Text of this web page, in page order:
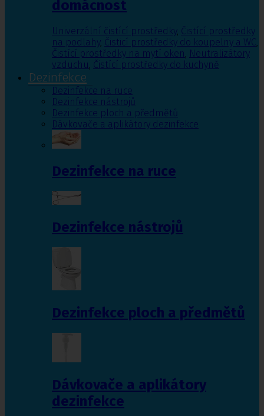
domácnost
Univerzální čistící prostředky, Čistící prostředky
na podlahy, Čisticí prostředky do koupelny a WC,
Čistící prostředky na mytí oken, Neutralizátory
vzduchu, Čistící prostředky do kuchyně
Dezinfekce
Dezinfekce na ruce
Dezinfekce nástrojů
Dezinfekce ploch a předmětů
Dávkovače a aplikátory dezinfekce
Dezinfekce na ruce
Dezinfekce nástrojů
Dezinfekce ploch a předmětů
Dávkovače a aplikátory
dezinfekce